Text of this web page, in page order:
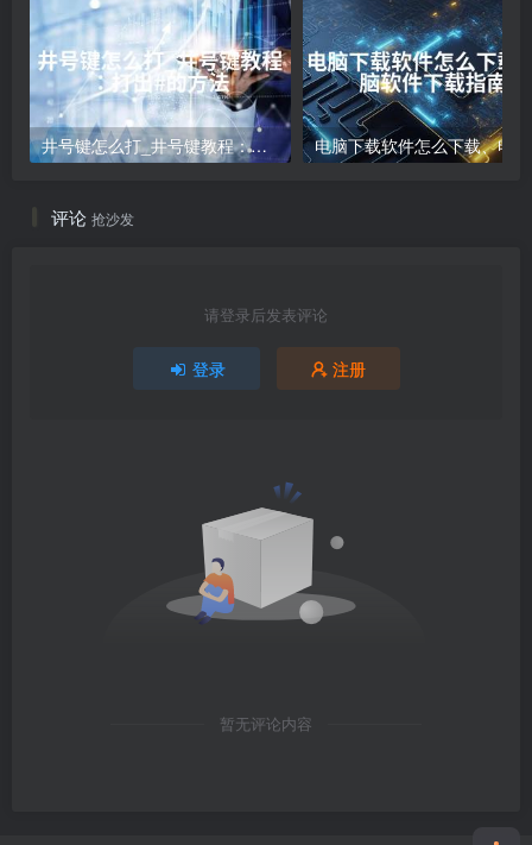
井号键怎么打_井号键教程：打出#的方法
评论 抢沙发
请登录后发表评论
登录 注册
暂无评论内容